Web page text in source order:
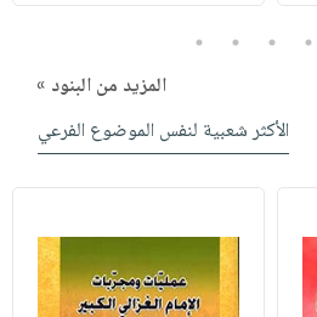
2
3
4
5
المزيد من البنود »
الأكثر شعبية لنفس الموضوع الفرعي